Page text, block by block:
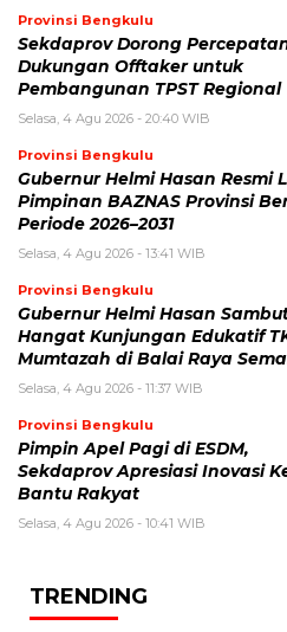
Provinsi Bengkulu
Sekdaprov Dorong
Dukungan Offtaker untuk
Pembangunan TPST Regional
Selasa, 4 Agu 2026 - 20:40 WIB
Provinsi Bengkulu
Gubernur Helmi Hasan Resmi
Pimpinan BAZNAS Provinsi
Periode 2026–2031
Selasa, 4 Agu 2026 - 13:41 WIB
Provinsi Bengkulu
Gubernur Helmi Hasan
Hangat Kunjungan Edukatif
Mumtazah di Balai Raya
Selasa, 4 Agu 2026 - 11:37 WIB
Provinsi Bengkulu
Pimpin Apel Pagi di ESDM,
Sekdaprov Apresiasi Inovasi
Bantu Rakyat
Selasa, 4 Agu 2026 - 10:41 WIB
TRENDING